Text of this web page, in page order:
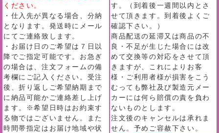
ください。
・仕入先が異なる場合、分納
となります。発送時にメール
にてご連絡致します。
・お届け日のご希望は７日以
降でご指定可能です。お急ぎ
の場合は、注文フォームの備
考欄にご記入ください。受注
後、折り返しご希望納期まで
に納品可能かご連絡差し上げ
ます。※希望日時はお約束す
る物ではございません。また
時間帯指定はお届け地域や状
す。（到着後一週間以内とさ
せて頂きます。到着後よくご
確認下さい。）
商品配送の延滞又は商品の不
良・不足が生じた場合には改
めて交換等の対応をさせて頂
きますが、これによりお客
様・ご利用者様が損害をこう
むっても弊社及び製造元メー
カーには何ら賠償の責を負わ
ないものとします。
注文後のキャンセルは承れま
せん。予めご容赦下さい。